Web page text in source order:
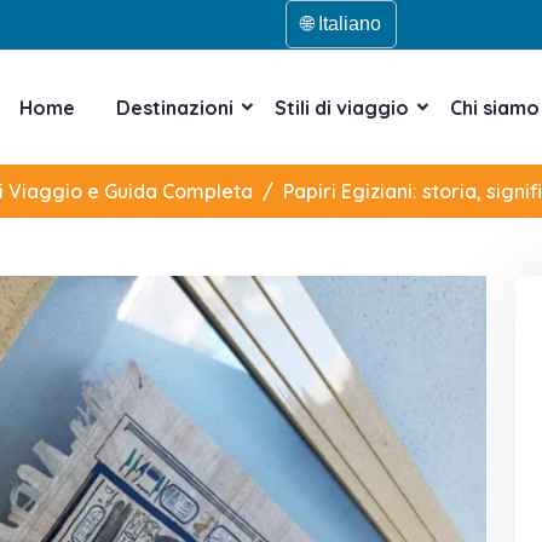
🌐 Italiano
Home Destinazioni Stili di viaggio Chi siamo
Viaggio e Guida Completa Papiri Egiziani: storia,